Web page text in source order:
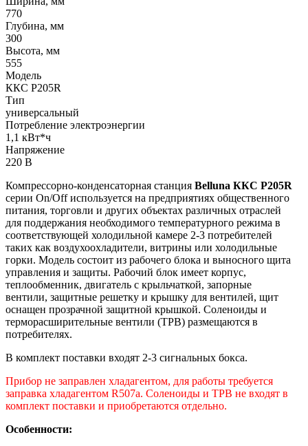
770
Глубина, мм
300
Высота, мм
555
Модель
ККС Р205R
Тип
универсальный
Потребление электроэнергии
1,1 кВт*ч
Напряжение
220 В
Компрессорно-конденсаторная станция Belluna ККС Р205R
серии On/Off используется на предприятиях общественного
питания, торговли и других объектах различных отраслей
для поддержания необходимого температурного режима в
соответствующей холодильной камере 2-3 потребителей
таких как воздухоохладители, витрины или холодильные
горки. Модель состоит из рабочего блока и выносного щита
управления и защиты. Рабочий блок имеет корпус,
теплообменник, двигатель с крыльчаткой, запорные
вентили, защитные решетку и крышку для вентилей, щит
оснащен прозрачной защитной крышкой. Соленоиды и
терморасширительные вентили (ТРВ) размещаются в
потребителях.
В комплект поставки входят 2-3 сигнальных бокса.
Прибор не заправлен хладагентом, для работы требуется
заправка хладагентом R507a. Соленоиды и ТРВ не входят в
комплект поставки и приобретаются отдельно.
Особенности: